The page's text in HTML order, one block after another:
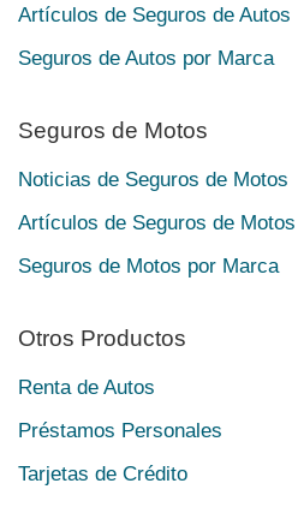
Artículos de Seguros de Autos
Seguros de Autos por Marca
Seguros de Motos
Noticias de Seguros de Motos
Artículos de Seguros de Motos
Seguros de Motos por Marca
Otros Productos
Renta de Autos
Préstamos Personales
Tarjetas de Crédito